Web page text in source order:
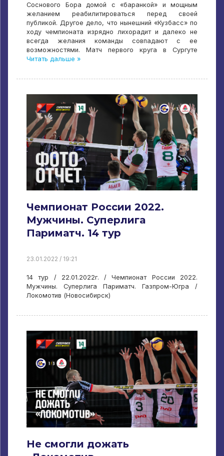
Соснового Бора домой с «баранкой» и мощным
желанием реабилитироваться перед своей
публикой. Другое дело, что нынешний «Кузбасс» по
ходу чемпионата изрядно лихорадит и далеко не
всегда желания команды совпадают с ее
возможностями. Матч первого круга в Сургуте
Читать дальше »
Чемпионат России 2022.
Мужчины. Суперлига
Париматч. 14 тур
23.01.2022 / 19:21
14 тур / 22.01.2022г. / Чемпионат России 2022.
Мужчины. Суперлига Париматч. Газпром-Югра /
Локомотив (Новосибирск)
Не смогли дожать